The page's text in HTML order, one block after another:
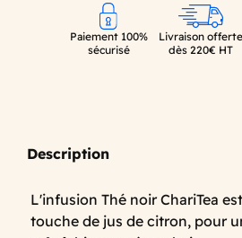
Paiement 100%
sécurisé
Livraison offerte
dès 220€ HT
Description
L'infusion Thé noir ChariTea
touche de jus de citron, pour